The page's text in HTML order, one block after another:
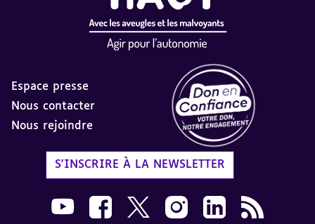
Espace presse
Nous contacter
Nous rejoindre
S'INSCRIRE À LA NEWSLETTER
Nous suivre sur Youtube AVH dans une
Nous suivre sur Facebook AVH dans
Nous suivre sur X AVH dans une
Nous suivre sur Instagram
Nous suivre sur
Flux RSS